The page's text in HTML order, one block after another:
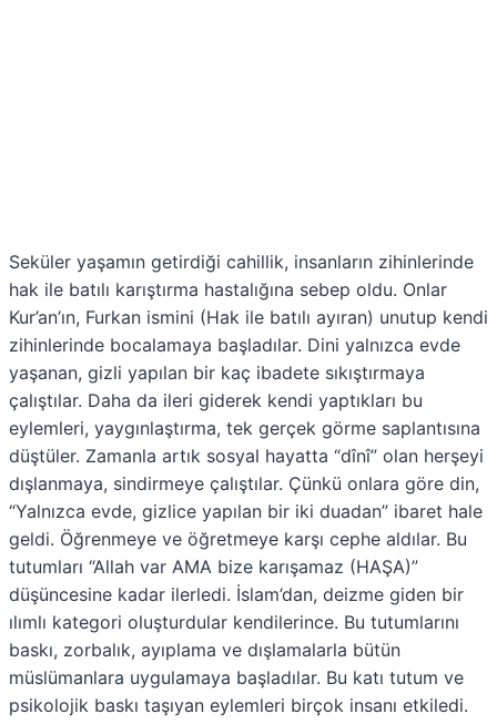
Seküler yaşamın getirdiği cahillik, insanların zihinlerinde
hak ile batılı karıştırma hastalığına sebep oldu. Onlar
Kur’an’ın, Furkan ismini (Hak ile batılı ayıran) unutup kendi
zihinlerinde bocalamaya başladılar. Dini yalnızca evde
yaşanan, gizli yapılan bir kaç ibadete sıkıştırmaya
çalıştılar. Daha da ileri giderek kendi yaptıkları bu
eylemleri, yaygınlaştırma, tek gerçek görme saplantısına
düştüler. Zamanla artık sosyal hayatta “dînî” olan herşeyi
dışlanmaya, sindirmeye çalıştılar. Çünkü onlara göre din,
“Yalnızca evde, gizlice yapılan bir iki duadan” ibaret hale
geldi. Öğrenmeye ve öğretmeye karşı cephe aldılar. Bu
tutumları “Allah var AMA bize karışamaz (HAŞA)”
düşüncesine kadar ilerledi. İslam’dan, deizme giden bir
ılımlı kategori oluşturdular kendilerince. Bu tutumlarını
baskı, zorbalık, ayıplama ve dışlamalarla bütün
müslümanlara uygulamaya başladılar. Bu katı tutum ve
psikolojik baskı taşıyan eylemleri birçok insanı etkiledi.